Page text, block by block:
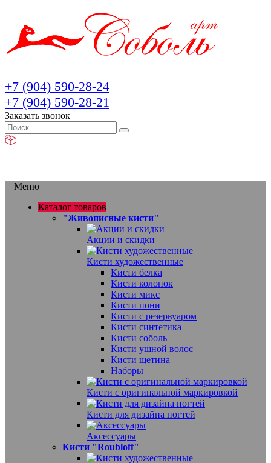
+7 (904) 590-28-24
+7 (904) 590-28-21
Заказать звонок
Меню
Каталог товаров
"Живописные кисти"
Акции и скидки
Кисти художественные
Кисти белка
Кисти колонок
Кисти микс
Кисти пони
Кисти с резервуаром
Кисти синтетика
Кисти соболь
Кисти ушной волос
Кисти щетина
Наборы
Кисти с оригинальной маркировкой
Кисти для дизайна ногтей
Аксессуары
Кисти "Roubloff"